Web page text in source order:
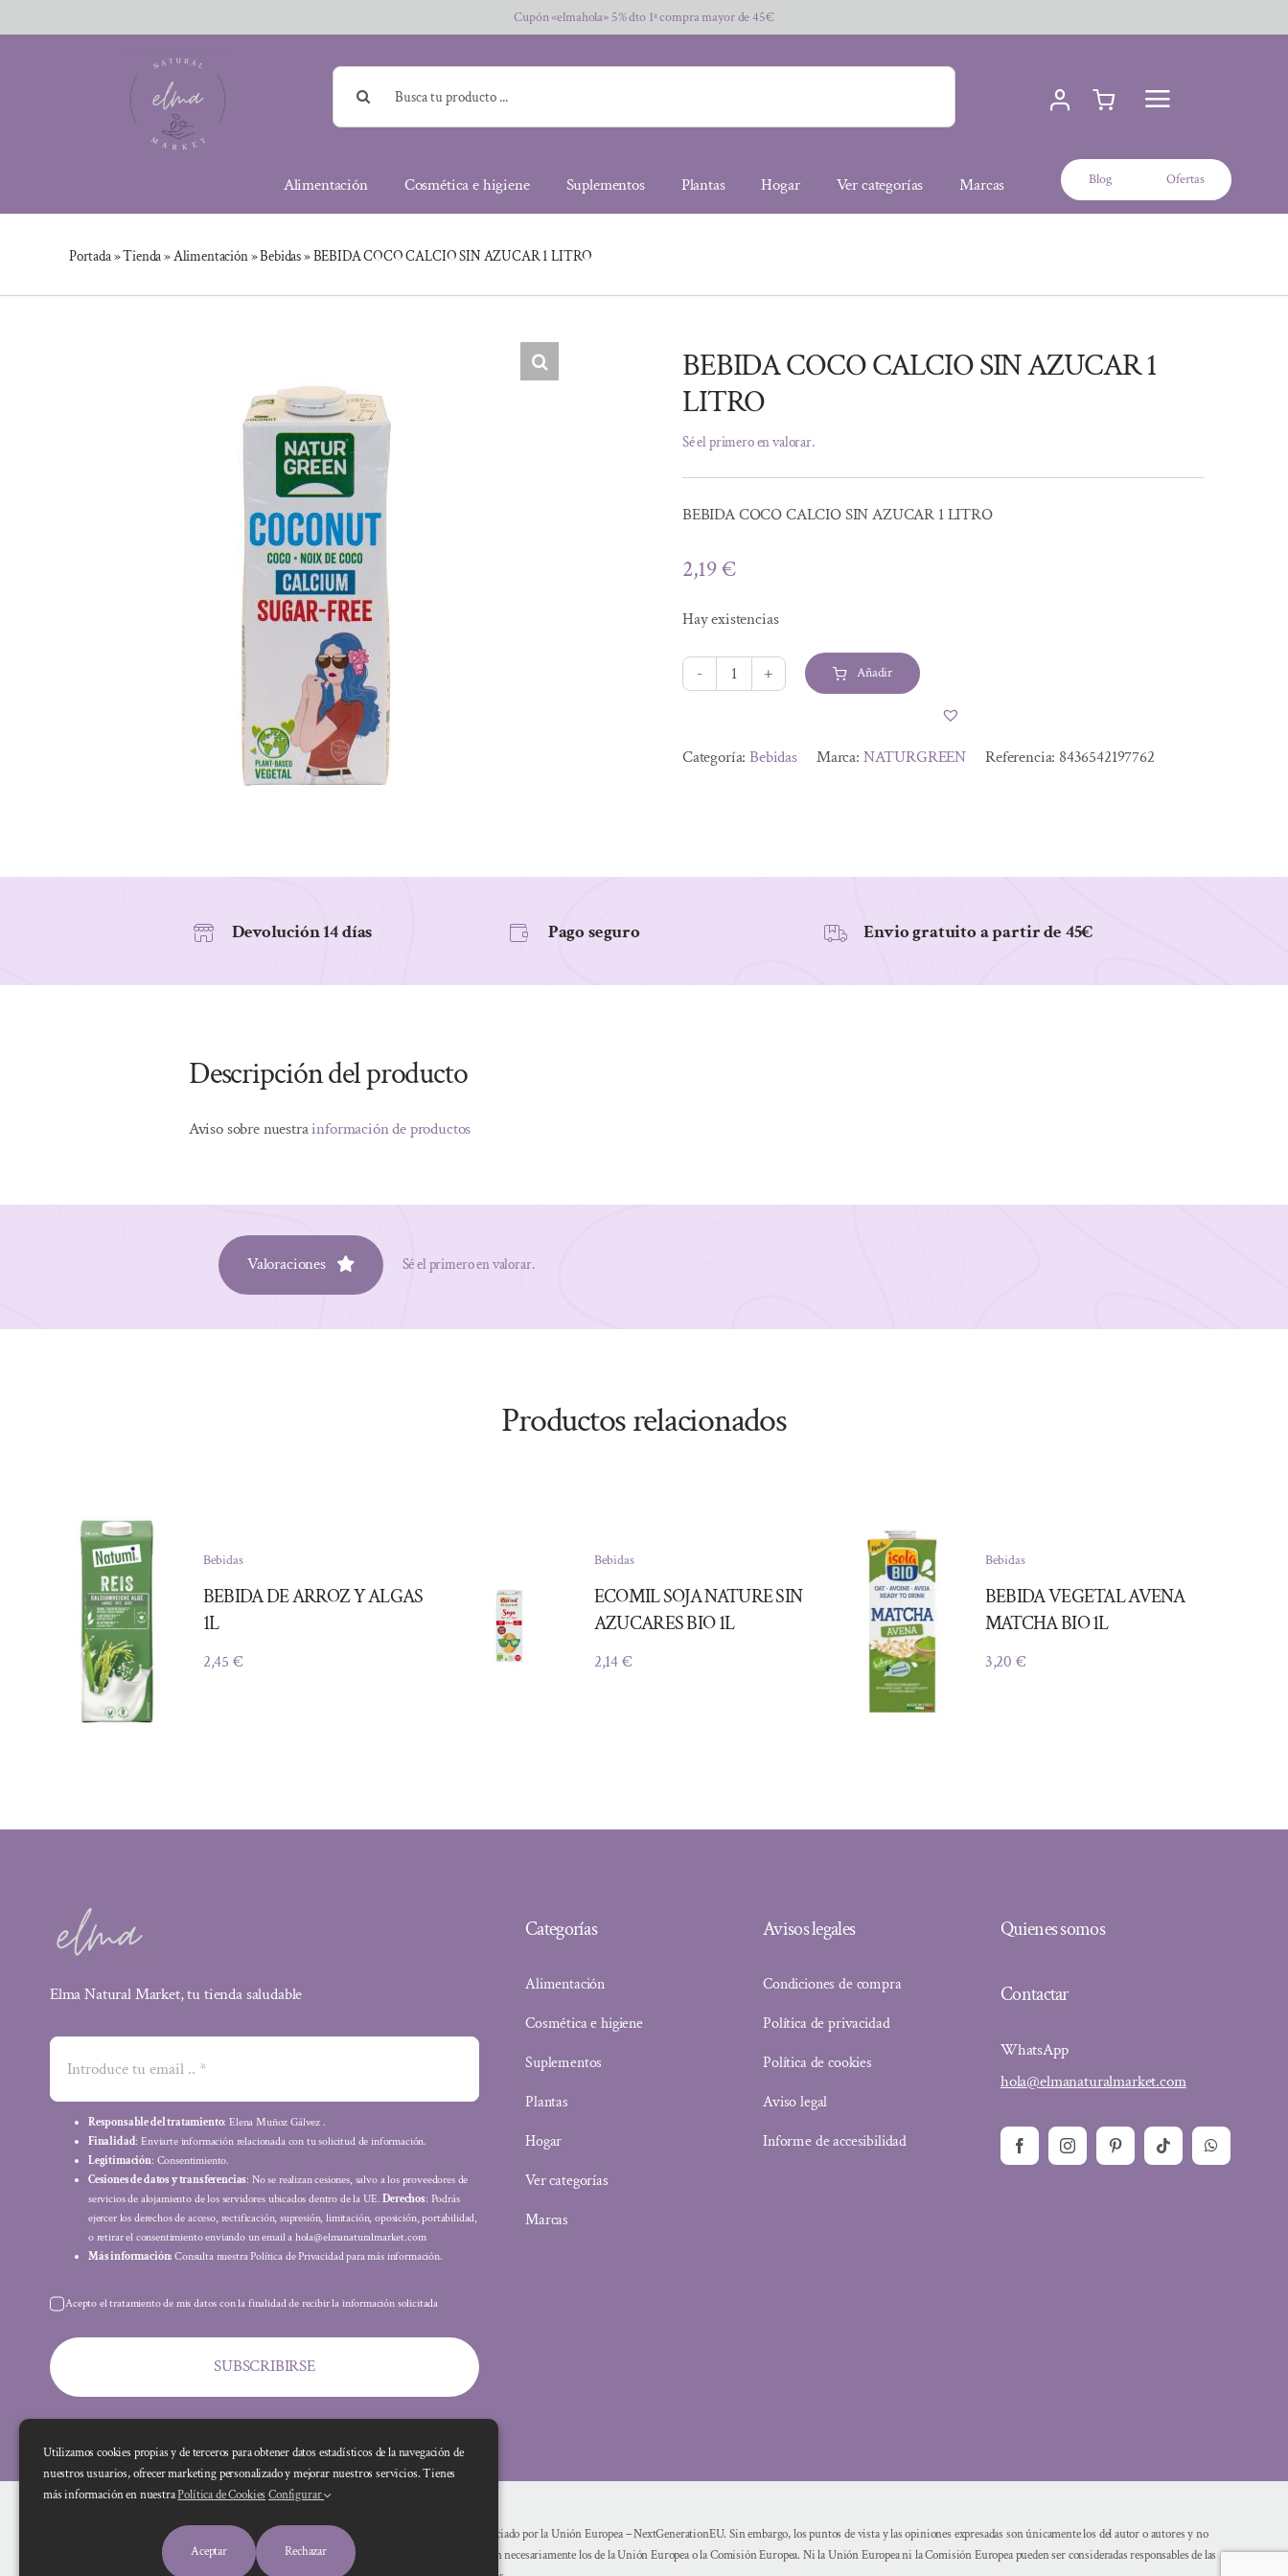
al
Cupón «elmahola» 5% dto 1ª compra mayor de 45€
Buscar:
Alimentación Cosmética e higiene Suplementos Plantas Hogar Ver categorías Marcas Blog Ofertas
Portada»Tienda»Alimentación»Bebidas»BEBIDA COCO CALCIO SIN AZUCAR 1 LITRO
BEBIDA COCO CALCIO SIN AZUCAR 1
LITRO
Sé el primero en valorar.
BEBIDA COCO CALCIO SIN AZUCAR 1 LITRO
2,19€
Hay existencias
BEBIDA
SIN
cantidad
Añadir
Categoría:Bebidas Marca: NATURGREEN Referencia: 8436542197762
Devolución 14 días Pago seguro Envio gratuito a partir de 45€
Descripción del producto
Aviso sobre nuestrainformación de productos
Valoraciones Sé el primero en valorar.
Productos relacionados
Bebidas
BEBIDA DE ARROZ Y ALGAS
1L
2,45 €
Bebidas
ECOMIL SOJA NATURE SIN
AZUCARES BIO 1L
2,14€
Bebidas
BEBIDA VEGETAL AVENA
MATCHA BIO 1L
3,20 €
Elma Natural Market, tu tienda saludable
Responsable del tratamiento: Elena Muñoz Gálvez .
Finalidad: Enviarte información relacionada con tu solicitud de información.
Legitimación: Consentimiento.
Cesiones de datos y transferencias: No se realizan cesiones, salvo a los proveedores de
servicios de alojamiento de los servidores ubicados dentro de la UE.Derechos: Podrás
ejercer los derechos de acceso, rectificación, supresión, limitación, oposición, portabilidad,
o retirar el consentimiento enviando un email a hola@elmanaturalmarket.com
Más información: Consulta nuestra Política de Privacidad para más información.
Acepto el tratamiento de mis datos con la finalidad de recibir la información solicitada
SUBSCRIBIRSE
Categorías
Alimentación
Cosmética e higiene
Suplementos
Plantas
Hogar
Ver categorías
Marcas
Avisos legales
Condiciones de compra
Política de privacidad
Política de cookies
Aviso legal
Informe de accesibilidad
Quienes somos
Contactar
WhatsApp
hola@elmanaturalmarket.com
Financiado por la Unión Europea – NextGenerationEU. Sin embargo, los puntos de vista y las opiniones expresadas son únicamente los del autor o autores y no
reflejan necesariamente los de la Unión Europea o la Comisión Europea. Ni la Unión Europea ni la Comisión Europea pueden ser consideradas responsables de las
Utilizamos cookies propias y de terceros para obtener datos estadísticos de la navegación de
nuestros usuarios, ofrecer marketing personalizado y mejorar nuestros servicios. Tienes
más información en nuestraPolítica de Cookies Configurar
Aceptar Rechazar